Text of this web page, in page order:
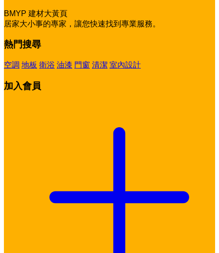
BMYP 建材大黃頁
居家大小事的專家，讓您快速找到專業服務。
熱門搜尋
空調 地板 衛浴 油漆 門窗 清潔 室內設計
加入會員